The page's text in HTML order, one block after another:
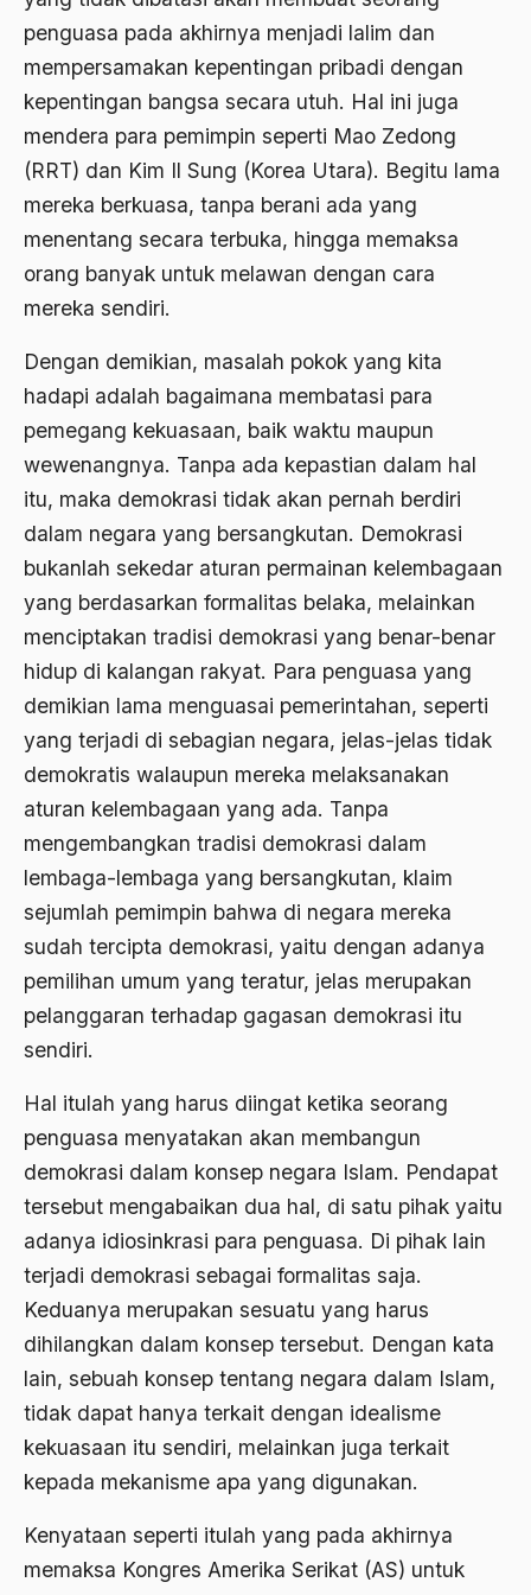
penguasa pada akhirnya menjadi lalim dan
mempersamakan kepentingan pribadi dengan
kepentingan bangsa secara utuh. Hal ini juga
mendera para pemimpin seperti Mao Zedong
(RRT) dan Kim Il Sung (Korea Utara). Begitu lama
mereka berkuasa, tanpa berani ada yang
menentang secara terbuka, hingga memaksa
orang banyak untuk melawan dengan cara
mereka sendiri.
Dengan demikian, masalah pokok yang kita
hadapi adalah bagaimana membatasi para
pemegang kekuasaan, baik waktu maupun
wewenangnya. Tanpa ada kepastian dalam hal
itu, maka demokrasi tidak akan pernah berdiri
dalam negara yang bersangkutan. Demokrasi
bukanlah sekedar aturan permainan kelembagaan
yang berdasarkan formalitas belaka, melainkan
menciptakan tradisi demokrasi yang benar­-benar
hidup di kalangan rakyat. Para penguasa yang
demikian lama menguasai pemerintahan, seperti
yang terjadi di sebagian negara, jelas-­jelas tidak
demokratis walaupun mereka melaksanakan
aturan kelembagaan yang ada. Tanpa
mengembangkan tradisi demokrasi dalam
lembaga­-lembaga yang bersangkutan, klaim
sejumlah pemimpin bahwa di negara mereka
sudah tercipta demokrasi, yaitu dengan adanya
pemilihan umum yang teratur, jelas merupakan
pelanggaran terhadap gagasan demokrasi itu
sendiri.
Hal itulah yang harus diingat ketika seorang
penguasa menyatakan akan membangun
demokrasi dalam konsep negara Islam. Pendapat
tersebut mengabaikan dua hal, di satu pihak yaitu
adanya idiosinkrasi para penguasa. Di pihak lain
terjadi demokrasi sebagai formalitas saja.
Keduanya merupakan sesuatu yang harus
dihilangkan dalam konsep tersebut. Dengan kata
lain, sebuah konsep tentang negara dalam Islam,
tidak dapat hanya terkait dengan idealisme
kekuasaan itu sendiri, melainkan juga terkait
kepada mekanisme apa yang digunakan.
Kenyataan seperti itulah yang pada akhirnya
memaksa Kongres Amerika Serikat (AS) untuk
Agama di Asia
agama elitis
Agama Hukum
Agama Inovasi
agama populer
Agama Terang
Agamawan
Agenda Nasional
agraris
Agum Gumelar
Ahimsa
Ahli
Ahli Ilmu Agama
Ahli waris
ahlul sunnah wal jamaah
Ahlussunnah
Ahlussunnah Wal jamaah
Ahmad Benbella
Ahmad Khomeini
Ahmad Syafi’i Ma’arif
ahmad wahib
Ahmad Wahid
AIDS
Airport
Airport Changi
Airport Noto Hadi Negoro